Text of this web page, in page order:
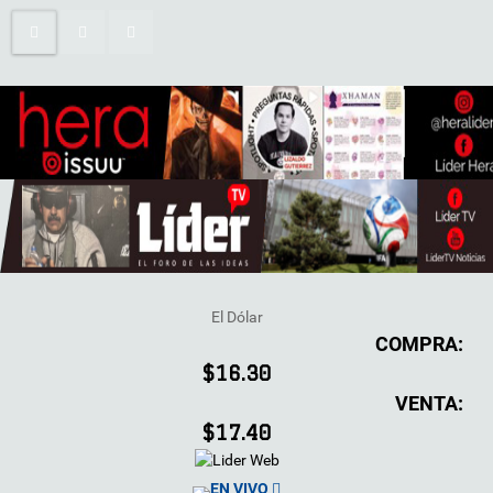
El Dólar
COMPRA:
$16.30
VENTA:
$17.40
EN VIVO